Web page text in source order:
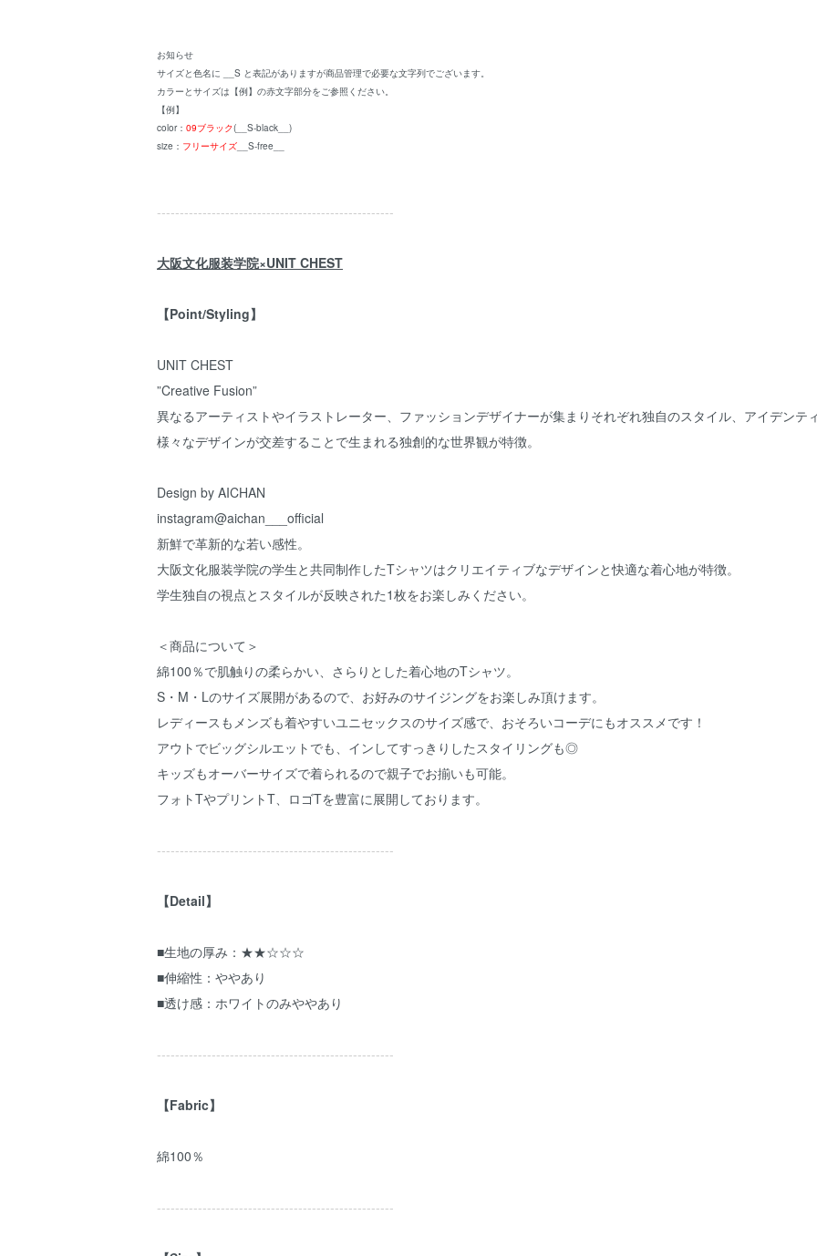
お知らせ
サイズと色名に __S と表記がありますが商品管理で必要な文字列でございます。
カラーとサイズは【例】の赤文字部分をご参照ください。
【例】
color： 09ブラック(__S-black__)
size： フリーサイズ __S-free__
----------------------------------------------------
大阪文化服装学院×UNIT CHEST
【Point/Styling】
UNIT CHEST
”Creative Fusion”
異なるアーティストやイラストレーター、ファッションデザイナーが集まりそれぞれ独自のスタイル、アイデンテ
様々なデザインが交差することで生まれる独創的な世界観が特徴。
Design by AICHAN
instagram@aichan___official
新鮮で革新的な若い感性。
大阪文化服装学院の学生と共同制作したTシャツはクリエイティブなデザインと快適な着心地が特徴。
学生独自の視点とスタイルが反映された1枚をお楽しみください。
＜商品について＞
綿100％で肌触りの柔らかい、さらりとした着心地のTシャツ。
S・M・Lのサイズ展開があるので、お好みのサイジングをお楽しみ頂けます。
レディースもメンズも着やすいユニセックスのサイズ感で、おそろいコーデにもオススメです！
アウトでビッグシルエットでも、インしてすっきりしたスタイリングも◎
キッズもオーバーサイズで着られるので親子でお揃いも可能。
フォトTやプリントT、ロゴTを豊富に展開しております。
----------------------------------------------------
【Detail】
■生地の厚み：★★☆☆☆
■伸縮性：ややあり
■透け感：ホワイトのみややあり
----------------------------------------------------
【Fabric】
綿100％
----------------------------------------------------